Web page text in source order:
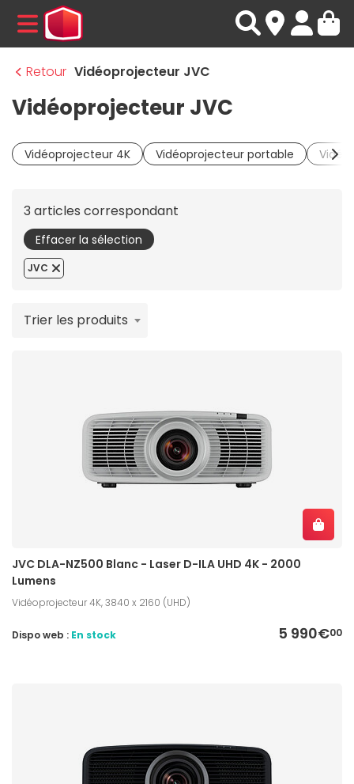
MENU
Retour Vidéoprojecteur JVC
Vidéoprojecteur JVC
Vidéoprojecteur 4K Vidéoprojecteur portable
3 articles correspondant
Effacer la sélection
JVC
Trier les produits
JVC DLA-NZ500 Blanc - Laser D-ILA UHD 4K - 2000
Lumens
Vidéoprojecteur 4K, 3840 x 2160 (UHD)
5 990€00
Dispo web : En stock